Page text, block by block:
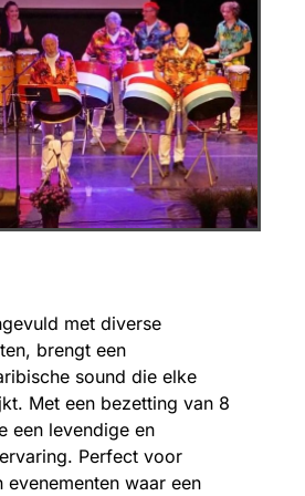
met diverse
brengt een
sound die elke
Met een bezetting van 8
een levendige en
Perfect voor
waar een